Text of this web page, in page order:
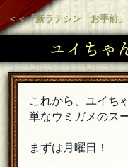
＜＜「新ラテシン お手前」
ユイちゃ
これから、ユイち
単なウミガメのス
まずは月曜日！